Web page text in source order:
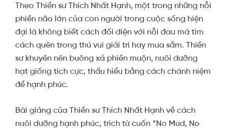
Theo Thiền sư Thích Nhất Hạnh, một trong những nỗi
phiền não lớn của con người trong cuộc sống hiện
đại là không biết cách đối diện với nỗi đau mà tìm
cách quên trong thú vui giải trí hay mua sắm. Thiền
sư khuyên nên buông xả phiền muộn, nuôi dưỡng
hạt giống tích cực, thấu hiểu bằng cách chánh niệm
để hạnh phúc.
Bài giảng của Thiền sư Thích Nhất Hạnh về cách
nuôi dưỡng hạnh phúc, trích từ cuốn “No Mud, No